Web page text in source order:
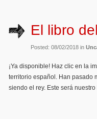
El libro
Posted: 08/02/2018 in
¡Ya disponible! Haz clic en la
territorio español. Han pasado
siendo el rey. Este será